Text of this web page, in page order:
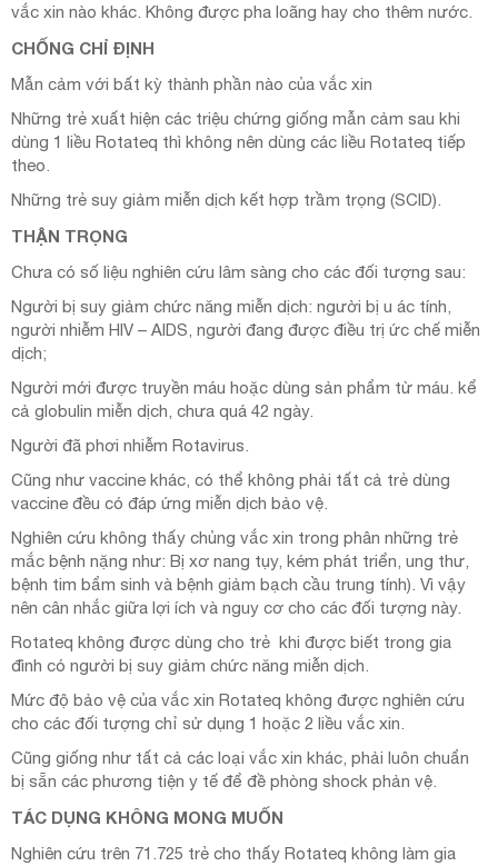
vắc xin nào khác. Không được pha loãng hay cho thêm nước.
CHỐNG CHỈ ĐỊNH
Mẫn cảm với bất kỳ thành phần nào của vắc xin
Những trẻ xuất hiện các triệu chứng giống mẫn cảm sau khi
dùng 1 liều Rotateq thì không nên dùng các liều Rotateq tiếp
theo.
Những trẻ suy giảm miễn dịch kết hợp trầm trọng (SCID).
THẬN TRỌNG
Chưa có số liệu nghiên cứu lâm sàng cho các đối tượng sau:
Người bị suy giảm chức năng miễn dịch: người bị u ác tính,
người nhiễm HIV – AIDS, người đang được điều trị ức chế miễn
dịch;
Người mới được truyền máu hoặc dùng sản phẩm từ máu. kể
cả globulin miễn dịch, chưa quá 42 ngày.
Người đã phơi nhiễm Rotavirus.
Cũng như vaccine khác, có thể không phải tất cả trẻ dùng
vaccine đều có đáp ứng miễn dịch bảo vệ.
Nghiên cứu không thấy chủng vắc xin trong phân những trẻ
mắc bệnh nặng như: Bị xơ nang tụy, kém phát triển, ung thư,
bệnh tim bẩm sinh và bệnh giảm bạch cầu trung tính). Vì vậy
nên cân nhắc giữa lợi ích và nguy cơ cho các đối tượng này.
Rotateq không được dùng cho trẻ khi được biết trong gia
đình có người bị suy giảm chức năng miễn dịch.
Mức độ bảo vệ của vắc xin Rotateq không được nghiên cứu
cho các đối tượng chỉ sử dụng 1 hoặc 2 liều vắc xin.
Cũng giống như tất cả các loại vắc xin khác, phải luôn chuẩn
bị sẵn các phương tiện y tế để đề phòng shock phản vệ.
TÁC DỤNG KHÔNG MONG MUỐN
Nghiên cứu trên 71.725 trẻ cho thấy Rotateq không làm gia